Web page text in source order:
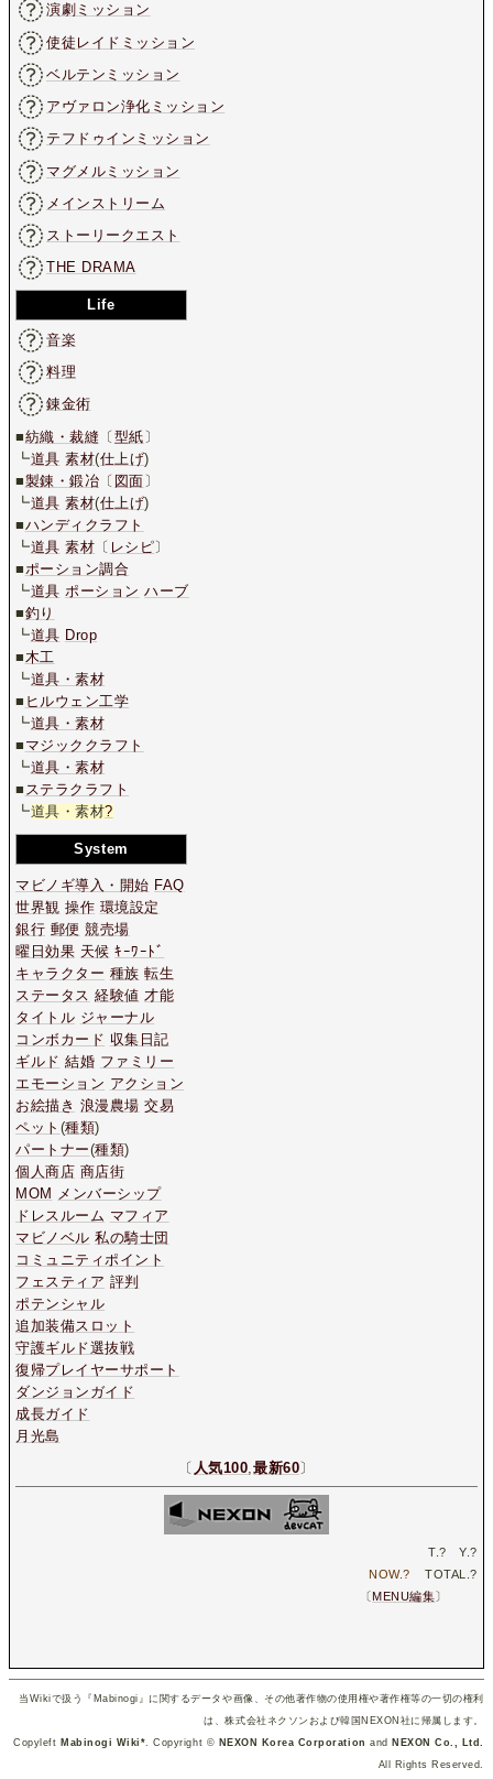
演劇ミッション
使徒レイドミッション
ベルテンミッション
アヴァロン浄化ミッション
テフドゥインミッション
マグメルミッション
メインストリーム
ストーリークエスト
THE DRAMA
Life
音楽
料理
錬金術
■紡織・裁縫 〔 型紙 〕
┗道具 素材(仕上げ)
■製錬・鍛冶 〔 図面 〕
┗道具 素材(仕上げ)
■ハンディクラフト
┗道具 素材 〔 レシピ〕
■ポーション調合
┗道具 ポーション ハーブ
■釣り
┗道具 Drop
■木工
┗道具・素材
■ ヒルウェン工学
┗道具・素材
■ マジッククラフト
┗道具・素材
■ ステラクラフト
┗道具・素材?
System
マビノギ導入・開始 FAQ
世界観 操作 環境設定
銀行 郵便 競売場
曜日効果 天候 ｷｰﾜｰﾄﾞ
キャラクター 種族 転生
ステータス 経験値 才能
タイトル ジャーナル
コンボカード 収集日記
ギルド 結婚 ファミリー
エモーション アクション
お絵描き 浪漫農場 交易
ペット (種類)
パートナー(種類)
個人商店 商店街
MOM メンバーシップ
ドレスルーム マフィア
マビノベル 私の騎士団
コミュニティポイント
フェスティア 評判
ポテンシャル
追加装備スロット
守護ギルド選抜戦
復帰プレイヤーサポート
ダンジョンガイド
成長ガイド
月光島
〔 人気100 ,最新60〕
T.? Y.?
NOW.? TOTAL.?
〔MENU編集〕
当Wikiで扱う『Mabinogi』に関するデータや画像、その他著作物の使用権や著作権等の一切の権利
は、株式会社ネクソンおよび韓国NEXON社に帰属します。
Copyleft Mabinogi Wiki*. Copyright © NEXON Korea Corporation and NEXON Co., Ltd.
All Rights Reserved.